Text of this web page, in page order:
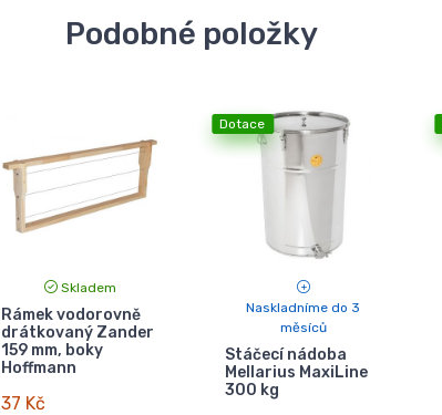
Podobné položky
Skladem
Rámek vodorovně
drátkovaný Zander
159 mm, boky
Hoffmann
37 Kč
Dotace
Naskladníme do 3
měsíců
Stáčecí nádoba
Mellarius MaxiLine
300 kg